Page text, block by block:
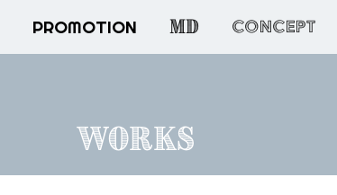
PROMOTION MD CONCEPT
WORKS